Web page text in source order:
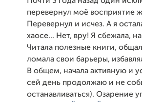
перевернул моё
Перевернул и исчез. А я
хаосе... Нет, вру! Я сбежала,
Читала полезные книги,
ломала свои барьеры,
В общем, начала активную и
сей день продолжаю и не
останавливаться). Озарение